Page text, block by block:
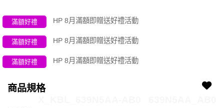
滿額好禮 HP 8月滿額即贈送好禮活動
滿額好禮 HP 8月滿額即贈送好禮活動
滿額好禮 HP 8月滿額即贈送好禮活動
商品規格